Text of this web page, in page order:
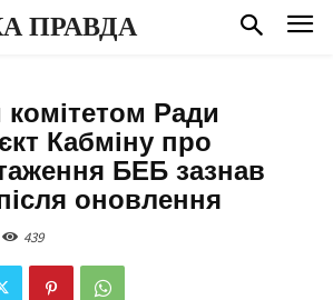
ПРАВДА
Ради
Кабміну про
БЕБ зазнав
оновлення
439